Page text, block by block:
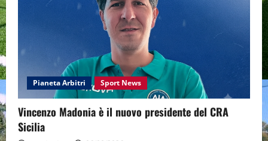
Pianeta Arbitri Sport News
Vincenzo Madonia è il nuovo presidente del CRA
Sicilia